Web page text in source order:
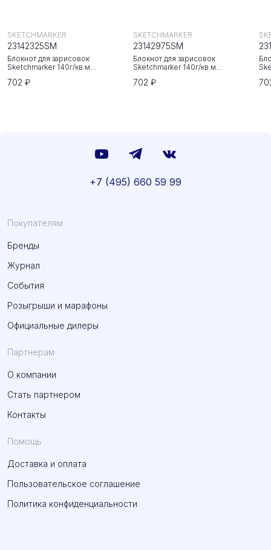
702 ₽
Блокнот для зарисовок
Sketchmarker 140г/кв.м
Неоновая фуксия
SKETCHMARKER
23142325SM
702 ₽
Блокнот для зарисовок
Sketchmarker 140г/кв.м
Небесно-голубой
SKETCHMARKER
23142975SM
Покупателям
Бренды
Журнал
События
Розыгрыши и марафоны
Официальные дилеры
Партнерам
О компании
Стать партнером
Контакты
Помощь
Доставка и оплата
Пользовательское соглашение
Политика конфиденциальности
+7 (495) 660 59 99